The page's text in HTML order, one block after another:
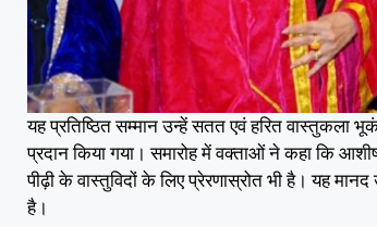
यह प्रतिष्ठित सम्मान उन्हें सतत एवं हरित वास्तुकला
प्रदान किया गया। समारोह में वक्ताओं ने कहा कि
पीढ़ी के वास्तुविदों के लिए प्रेरणास्रोत भी है। यह
है।